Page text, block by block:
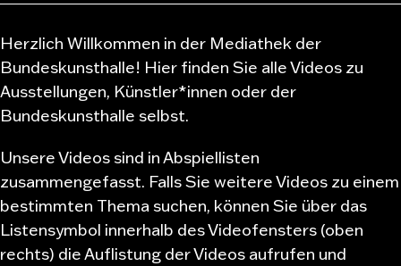
Herzlich Willkommen in der Mediathek der
Bundeskunsthalle! Hier finden Sie alle Videos zu
Ausstellungen, Künstler*innen oder der
Bundeskunsthalle selbst.
Unsere Videos sind in Abspiellisten
zusammengefasst. Falls Sie weitere Videos zu einem
bestimmten Thema suchen, können Sie über das
Listensymbol innerhalb des Videofensters (oben
rechts) die Auflistung der Videos aufrufen und